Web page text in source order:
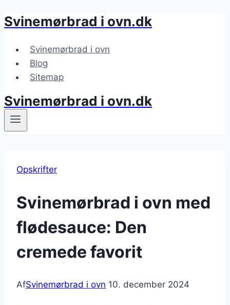
Fortsæt
indhold
Svinemørbrad i ovn.dk
Svinemørbrad i ovn
Blog
Sitemap
Svinemørbrad i ovn.dk
Opskrifter
Svinemørbrad i ovn med
flødesauce: Den
cremede favorit
AfSvinemørbrad i ovn 10. december 2024